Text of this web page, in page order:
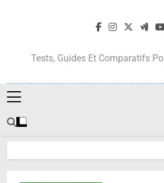
Tests, Guides Et Comparatifs